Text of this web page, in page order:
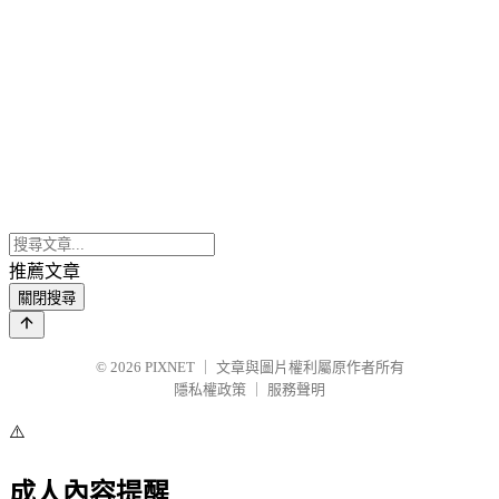
推薦文章
關閉搜尋
© 2026 PIXNET
文章與圖片權利屬原作者所有
隱私權政策
服務聲明
⚠️
成人內容提醒